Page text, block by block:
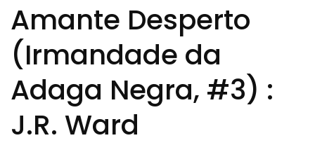
Amante Desperto
(Irmandade da
Adaga Negra, #3) :
J.R. Ward